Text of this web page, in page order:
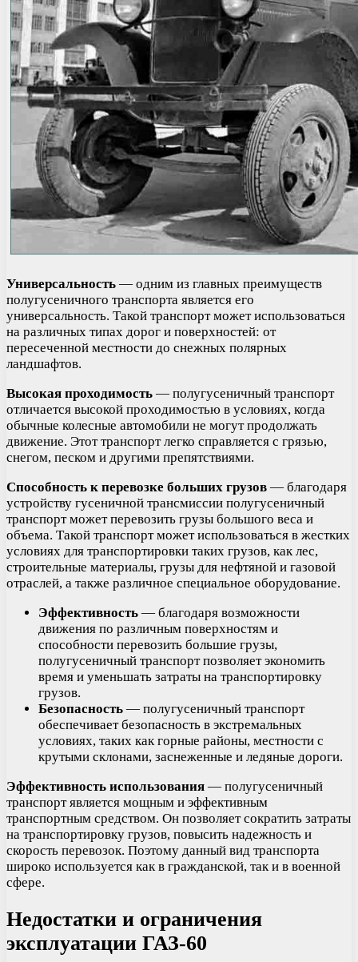
Универсальность — одним из главных преимуществ
полугусеничного транспорта является его
универсальность. Такой транспорт может использоваться
на различных типах дорог и поверхностей: от
пересеченной местности до снежных полярных
ландшафтов.
Высокая проходимость — полугусеничный транспорт
отличается высокой проходимостью в условиях, когда
обычные колесные автомобили не могут продолжать
движение. Этот транспорт легко справляется с грязью,
снегом, песком и другими препятствиями.
Способность к перевозке больших грузов — благодаря
устройству гусеничной трансмиссии полугусеничный
транспорт может перевозить грузы большого веса и
объема. Такой транспорт может использоваться в жестких
условиях для транспортировки таких грузов, как лес,
строительные материалы, грузы для нефтяной и газовой
отраслей, а также различное специальное оборудование.
Эффективность — благодаря возможности
движения по различным поверхностям и
способности перевозить большие грузы,
полугусеничный транспорт позволяет экономить
время и уменьшать затраты на транспортировку
грузов.
Безопасность — полугусеничный транспорт
обеспечивает безопасность в экстремальных
условиях, таких как горные районы, местности с
крутыми склонами, заснеженные и ледяные дороги.
Эффективность использования — полугусеничный
транспорт является мощным и эффективным
транспортным средством. Он позволяет сократить затраты
на транспортировку грузов, повысить надежность и
скорость перевозок. Поэтому данный вид транспорта
широко используется как в гражданской, так и в военной
сфере.
Недостатки и ограничения
эксплуатации ГАЗ-60